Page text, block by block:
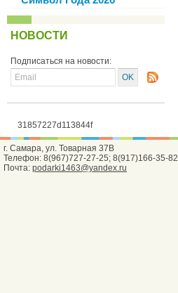
НОВОСТИ
Подписаться на новости:
31857227d113844f
г. Самара, ул. Товарная 37В
Телефон: 8(967)727-27-25; 8(917)166-35-82
Почта: podarki1463@yandex.ru